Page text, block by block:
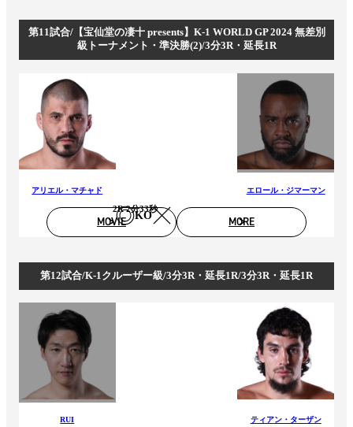
第11試合/【宝仙堂の凄十 presents】K-1 WORLD GP 2024 無差別
級トーナメント・準決勝(2)/3分3R・延長1R
アリエル・マチャド
KO
2R 2分33秒
エロール・ジマーマン
MOVIE MORE
第12試合/K-1クルーザー級/3分3R・延長1R/3分3R・延長1R
RUI ティアン・ターザン